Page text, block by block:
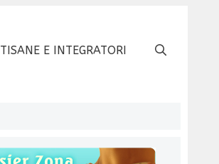
TISANE E INTEGRATORI